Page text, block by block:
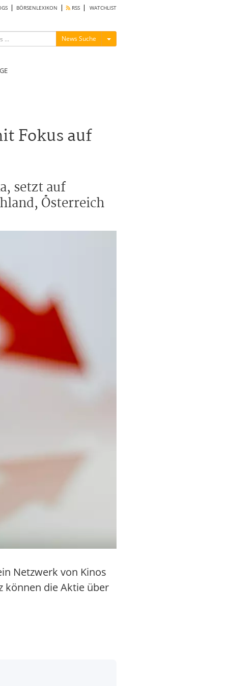
BÖRSENLEXIKON RSS WATCHLIST
News Suche Menü ein-/ausblenden
Fokus auf
setzt auf
Österreich
Netzwerk von Kinos
können die Aktie über